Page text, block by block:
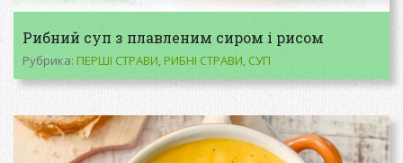
Рибний суп з плавленим сиром і рисом
Рубрика: ПЕРШІ СТРАВИ,РИБНІ СТРАВИ, СУП